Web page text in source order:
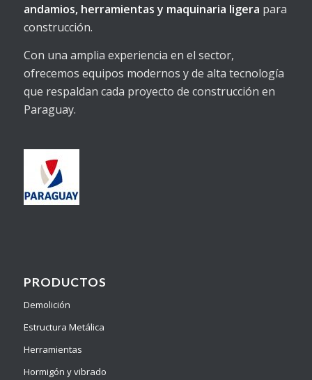
andamios, herramientas y maquinaria ligera para
construcción.
Con una amplia experiencia en el sector,
ofrecemos equipos modernos y de alta tecnología
que respaldan cada proyecto de construcción en
Paraguay.
PRODUCTOS
Demolición
Estructura Metálica
Herramientas
Hormigón y vibrado